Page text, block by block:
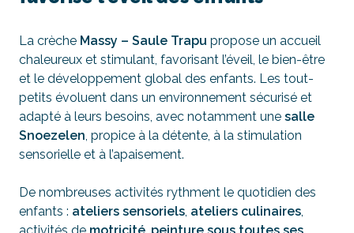
La crèche Massy – Saule Trapu propose un accueil
chaleureux et stimulant, favorisant l’éveil, le bien-être
et le développement global des enfants. Les tout-
petits évoluent dans un environnement sécurisé et
adapté à leurs besoins, avec notamment une salle
Snoezelen, propice à la détente, à la stimulation
sensorielle et à l’apaisement.
De nombreuses activités rythment le quotidien des
enfants : ateliers sensoriels, ateliers culinaires,